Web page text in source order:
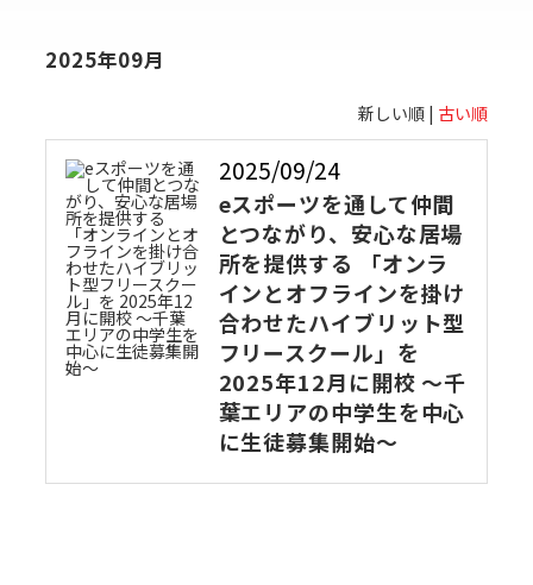
2025年09月
新しい順 | 古い順
2025/09/24
eスポーツを通して仲間
とつながり、安心な居場
所を提供する 「オンラ
インとオフラインを掛け
合わせたハイブリット型
フリースクール」を
2025年12月に開校 ～千
葉エリアの中学生を中心
に生徒募集開始～